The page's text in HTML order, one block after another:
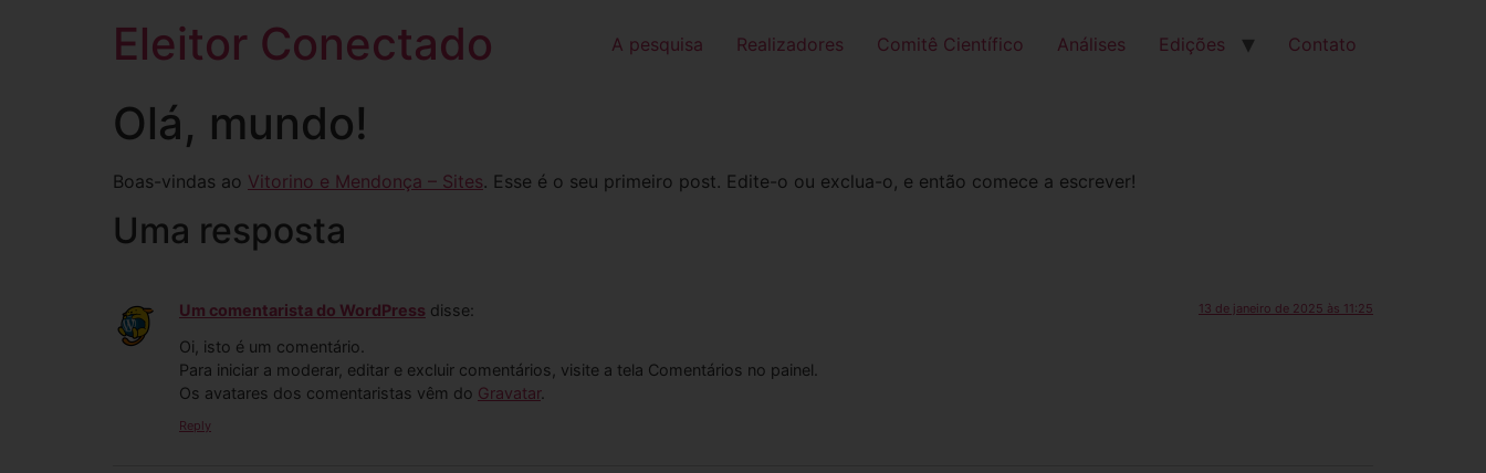
Eleitor Conectado A pesquisa Realizadores Comitê Científico Análises Edições Contato
Olá, mundo!
Boas-vindas ao Vitorino e Mendonça – Sites. Esse é o seu primeiro post. Edite-o ou exclua-o, e então comece a escrever!
Uma resposta
Um comentarista do WordPress disse: 13 de janeiro de 2025 às 11:25
Oi, isto é um comentário.
Para iniciar a moderar, editar e excluir comentários, visite a tela Comentários no painel.
Os avatares dos comentaristas vêm do Gravatar.
Reply